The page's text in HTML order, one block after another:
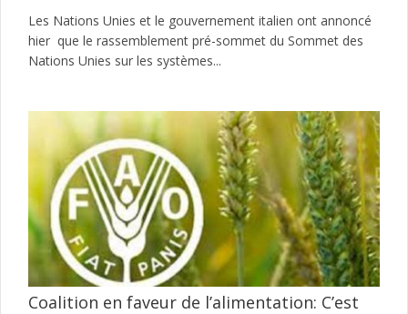
Les Nations Unies et le gouvernement italien ont annoncé
hier que le rassemblement pré-sommet du Sommet des
Nations Unies sur les systèmes...
Coalition en faveur de l’alimentation: C’est